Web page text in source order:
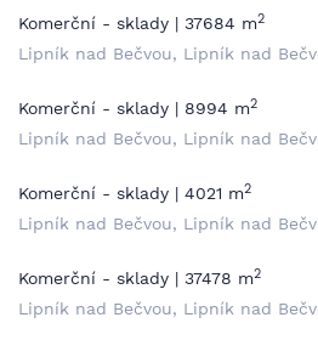
Komerční - sklady | 37684 m2
Lipník nad Bečvou, Lipník nad
Komerční - sklady | 8994 m2
Lipník nad Bečvou, Lipník nad
Komerční - sklady | 4021 m2
Lipník nad Bečvou, Lipník nad
Komerční - sklady | 37478 m2
Lipník nad Bečvou, Lipník nad